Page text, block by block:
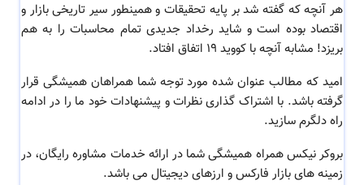
هر آنچه که گفته شد بر پایه تحقیقات و همینطور سیر تاریخی بازار و
اقتصاد بوده است و شاید رخداد جدیدی تمام محاسبات را به هم
بریزد! مشابه آنچه با کووید 19 اتفاق افتاد.
امید که مطالب عنوان شده مورد توجه شما همراهان همیشگی قرار
گرفته باشد. با اشتراک گذاری نظرات و پیشنهادات خود ما را در ادامه
راه دلگرم سازید.
بروکر نیکس همراه همیشگی شما در ارائه خدمات مشاوره رایگان، در
زمینه های بازار فارکس و ارزهای دیجیتال می باشد.